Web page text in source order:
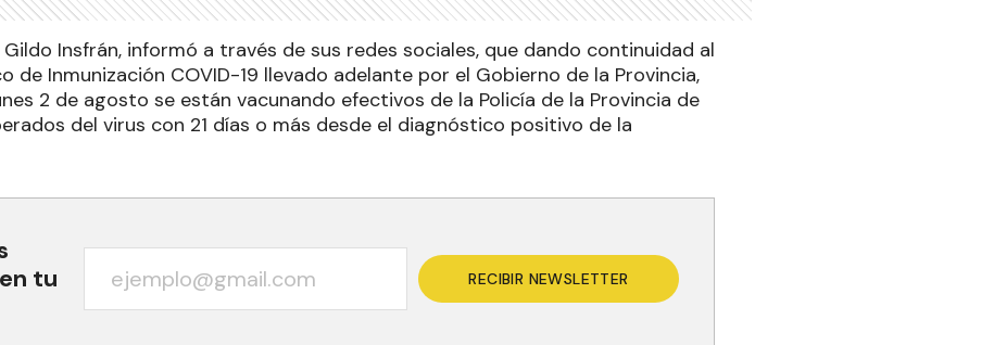
Gildo Insfrán, informó a través de sus redes sociales, que dando continuidad al
de Inmunización COVID-19 llevado adelante por el Gobierno de la Provincia,
2 de agosto se están vacunando efectivos de la Policía de la Provincia de
del virus con 21 días o más desde el diagnóstico positivo de la
tu
RECIBIR NEWSLETTER